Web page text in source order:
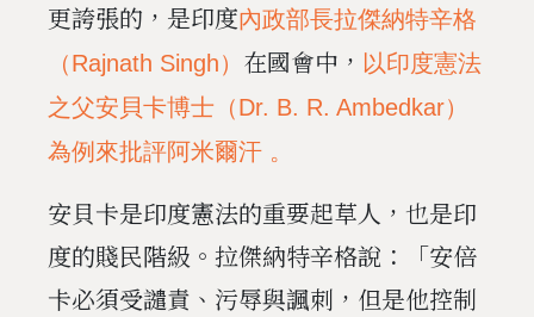
更誇張的，是印度內政部長拉傑納特辛格
（Rajnath Singh） 在國會中， 以印度憲法
之父安貝卡博士（Dr. B. R. Ambedkar）
為例來批評阿米爾汗 。
安貝卡是印度憲法的重要起草人，也是印
度的賤民階級。拉傑納特辛格說：「安倍
卡必須受譴責、污辱與諷刺，但是他控制